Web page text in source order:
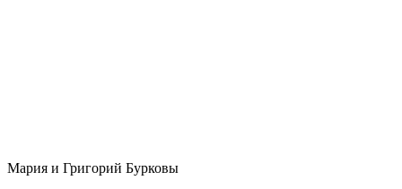
Мария и Григорий Бурковы